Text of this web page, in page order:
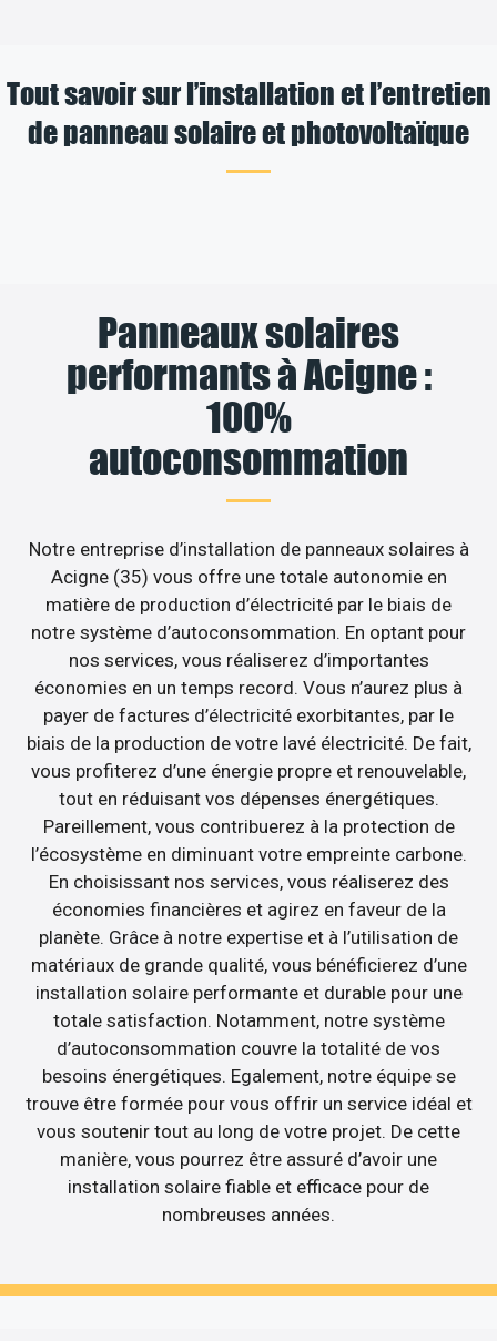
Tout savoir sur l’installation et l’entretien
de panneau solaire et photovoltaïque
Panneaux solaires
performants à Acigne :
100%
autoconsommation
Notre entreprise d’installation de panneaux solaires à
Acigne (35) vous offre une totale autonomie en
matière de production d’électricité par le biais de
notre système d’autoconsommation. En optant pour
nos services, vous réaliserez d’importantes
économies en un temps record. Vous n’aurez plus à
payer de factures d’électricité exorbitantes, par le
biais de la production de votre lavé électricité. De fait,
vous profiterez d’une énergie propre et renouvelable,
tout en réduisant vos dépenses énergétiques.
Pareillement, vous contribuerez à la protection de
l’écosystème en diminuant votre empreinte carbone.
En choisissant nos services, vous réaliserez des
économies financières et agirez en faveur de la
planète. Grâce à notre expertise et à l’utilisation de
matériaux de grande qualité, vous bénéficierez d’une
installation solaire performante et durable pour une
totale satisfaction. Notamment, notre système
d’autoconsommation couvre la totalité de vos
besoins énergétiques. Egalement, notre équipe se
trouve être formée pour vous offrir un service idéal et
vous soutenir tout au long de votre projet. De cette
manière, vous pourrez être assuré d’avoir une
installation solaire fiable et efficace pour de
nombreuses années.